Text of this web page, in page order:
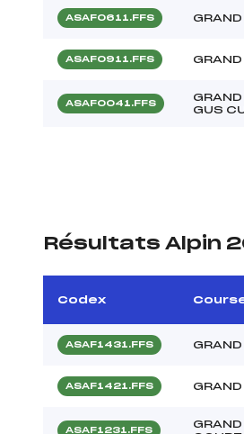
ASAF0611.FFS
ASAF0911.FFS
ASAF0041.FFS
GUS
Résultats Alpin
Codex
ASAF1431.FFS
ASAF1421.FFS
ASAF1231.FFS